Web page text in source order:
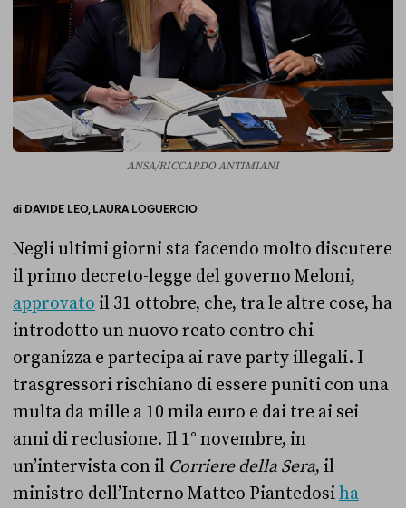
ANSA/RICCARDO ANTIMIANI
di DAVIDE LEO, LAURA LOGUERCIO
Negli ultimi giorni sta facendo molto discutere
il primo decreto-legge del governo Meloni,
approvato il 31 ottobre, che, tra le altre cose, ha
introdotto un nuovo reato contro chi
organizza e partecipa ai rave party illegali. I
trasgressori rischiano di essere puniti con una
multa da mille a 10 mila euro e dai tre ai sei
anni di reclusione. Il 1° novembre, in
un’intervista con il Corriere della Sera, il
ministro dell’Interno Matteo Piantedosiha